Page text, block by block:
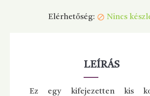
Elérhetőség:  Nincs
LEÍRÁS
Ez egy kifejezetten kis